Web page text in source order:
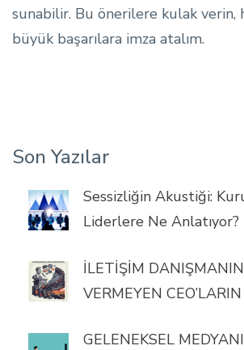
sunabilir. Bu önerilere kulak verin,
büyük başarılara imza atalım.
Son Yazılar
Sessizliğin Akustiği:
Liderlere Ne Anlatıyor?
İLETİŞİM
VERMEYEN
GELENEKSEL